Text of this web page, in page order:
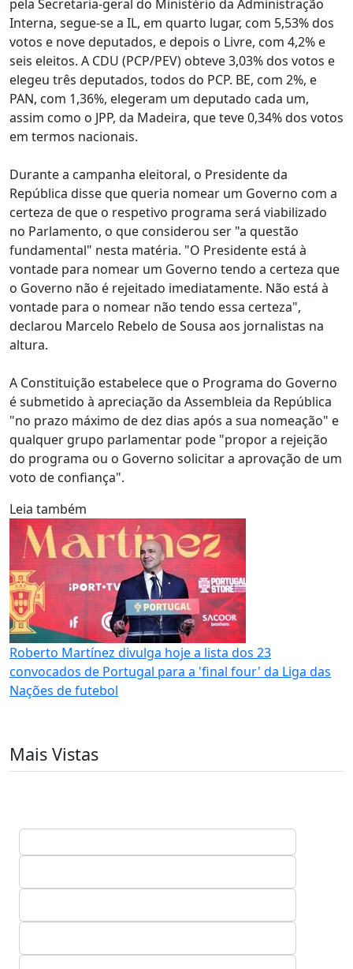
pela Secretaria-geral do Ministério da Administração
Interna, segue-se a IL, em quarto lugar, com 5,53% dos
votos e nove deputados, e depois o Livre, com 4,2% e
seis eleitos. A CDU (PCP/PEV) obteve 3,03% dos votos e
elegeu três deputados, todos do PCP. BE, com 2%, e
PAN, com 1,36%, elegeram um deputado cada um,
assim como o JPP, da Madeira, que teve 0,34% dos votos
em termos nacionais.
Durante a campanha eleitoral, o Presidente da
República disse que queria nomear um Governo com a
certeza de que o respetivo programa será viabilizado
no Parlamento, o que considerou ser "a questão
fundamental" nesta matéria. "O Presidente está à
vontade para nomear um Governo tendo a certeza que
o Governo não é rejeitado imediatamente. Não está à
vontade para o nomear não tendo essa certeza",
declarou Marcelo Rebelo de Sousa aos jornalistas na
altura.
A Constituição estabelece que o Programa do Governo
é submetido à apreciação da Assembleia da República
"no prazo máximo de dez dias após a sua nomeação" e
qualquer grupo parlamentar pode "propor a rejeição
do programa ou o Governo solicitar a aprovação de um
voto de confiança".
Leia também
Roberto Martínez divulga hoje a lista dos 23
convocados de Portugal para a 'final four' da Liga das
Nações de futebol
Mais Vistas